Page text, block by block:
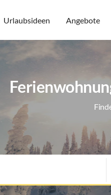
Urlaubsideen Angebote